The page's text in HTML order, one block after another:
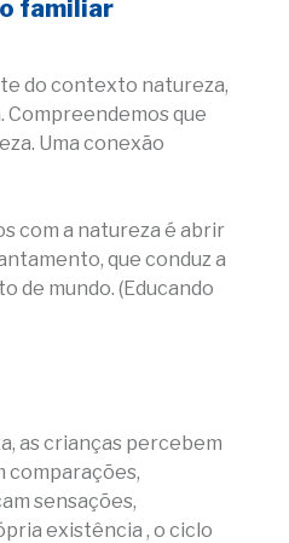
familiar
do contexto natureza,
Compreendemos que
Uma conexão
com a natureza é abrir
que conduz a
de mundo. (Educando
as crianças percebem
comparações,
sensações,
existência , o ciclo